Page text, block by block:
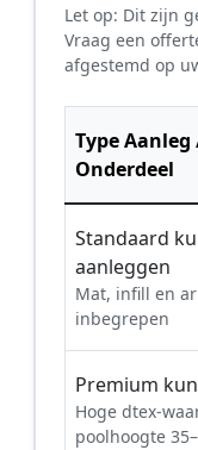
Let op: Dit zijn
Vraag een
afgestemd op
Type Aanleg
Onderdeel
Standaard
aanleggen
Mat, infill en
inbegrepen
Premium
Hoge dtex-
poolhoogte